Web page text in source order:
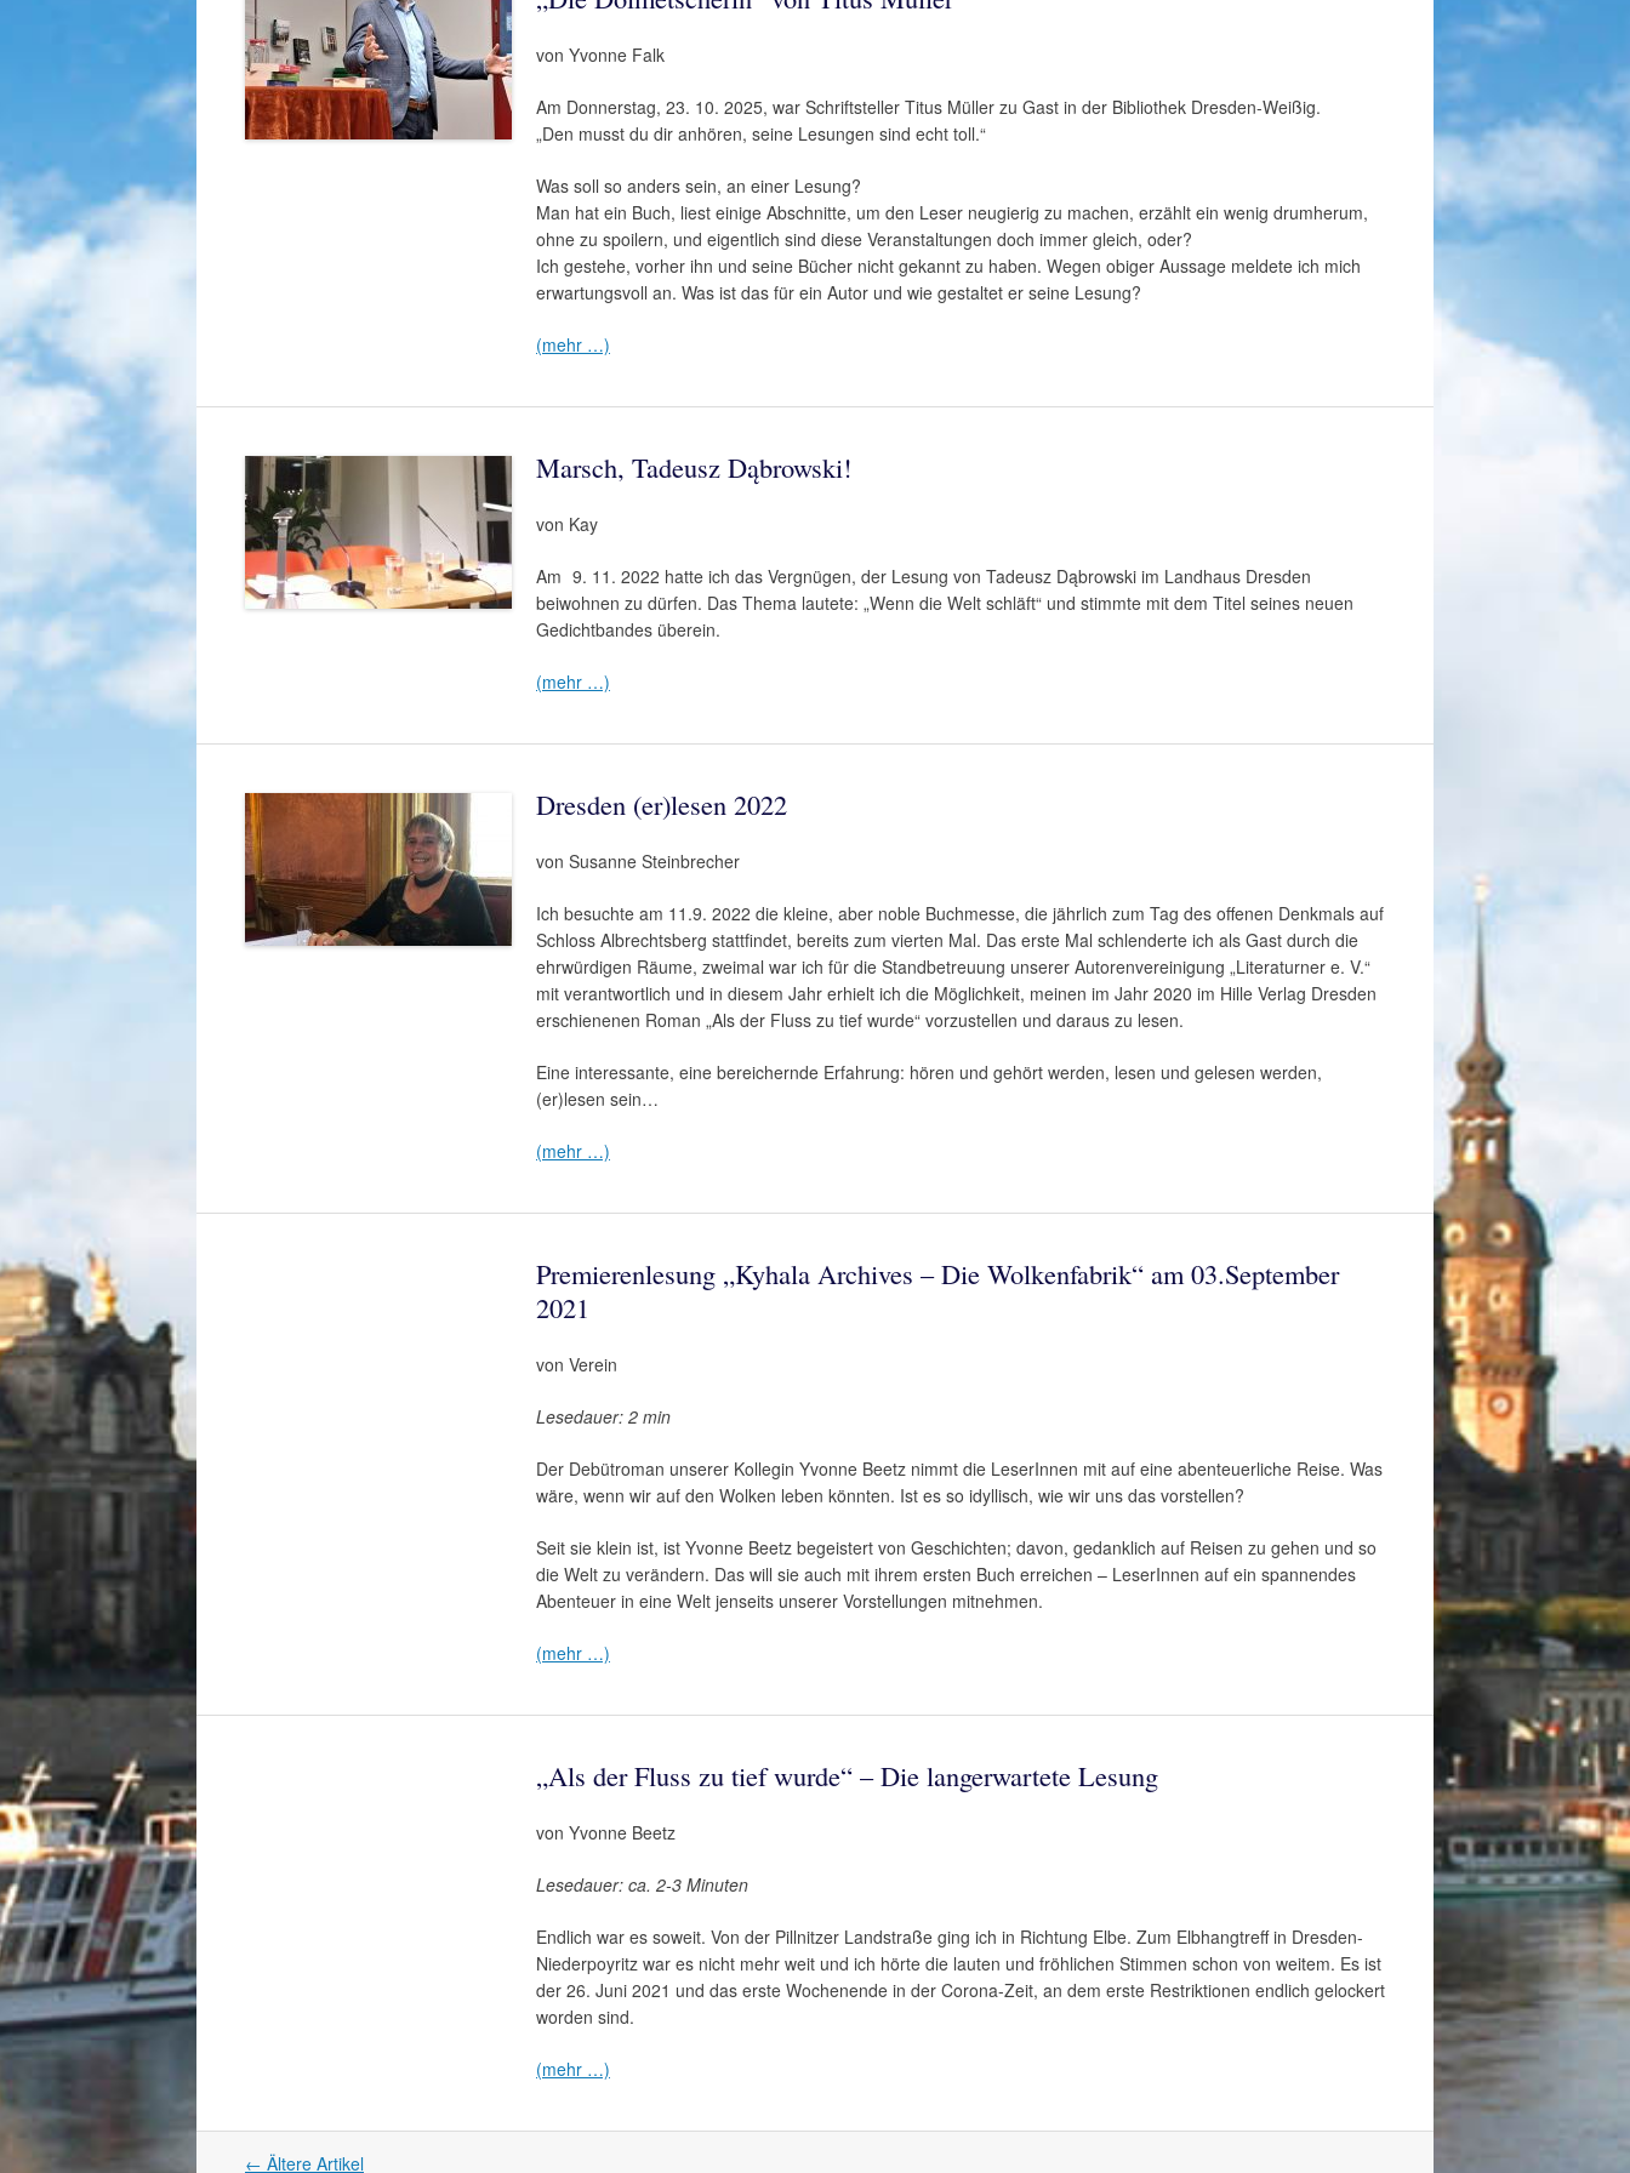
von Yvonne Falk
Am Donnerstag, 23. 10. 2025, war Schriftsteller Titus Müller zu Gast in der Bibliothek Dresden-Weißig.
„Den musst du dir anhören, seine Lesungen sind echt toll.“
Was soll so anders sein, an einer Lesung?
Man hat ein Buch, liest einige Abschnitte, um den Leser neugierig zu machen, erzählt ein wenig drumherum,
ohne zu spoilern, und eigentlich sind diese Veranstaltungen doch immer gleich, oder?
Ich gestehe, vorher ihn und seine Bücher nicht gekannt zu haben. Wegen obiger Aussage meldete ich mich
erwartungsvoll an. Was ist das für ein Autor und wie gestaltet er seine Lesung?
(mehr …)
Marsch, Tadeusz Dąbrowski!
von Kay
Am 9. 11. 2022 hatte ich das Vergnügen, der Lesung von Tadeusz Dąbrowski im Landhaus Dresden
beiwohnen zu dürfen. Das Thema lautete: „Wenn die Welt schläft“ und stimmte mit dem Titel seines neuen
Gedichtbandes überein.
(mehr …)
Dresden (er)lesen 2022
von Susanne Steinbrecher
Ich besuchte am 11.9. 2022 die kleine, aber noble Buchmesse, die jährlich zum Tag des offenen Denkmals auf
Schloss Albrechtsberg stattfindet, bereits zum vierten Mal. Das erste Mal schlenderte ich als Gast durch die
ehrwürdigen Räume, zweimal war ich für die Standbetreuung unserer Autorenvereinigung „Literaturner e. V.“
mit verantwortlich und in diesem Jahr erhielt ich die Möglichkeit, meinen im Jahr 2020 im Hille Verlag Dresden
erschienenen Roman „Als der Fluss zu tief wurde“ vorzustellen und daraus zu lesen.
Eine interessante, eine bereichernde Erfahrung: hören und gehört werden, lesen und gelesen werden,
(er)lesen sein…
(mehr …)
Premierenlesung „Kyhala Archives – Die Wolkenfabrik“ am 03.September
2021
von Verein
Lesedauer: 2 min
Der Debütroman unserer Kollegin Yvonne Beetz nimmt die LeserInnen mit auf eine abenteuerliche Reise. Was
wäre, wenn wir auf den Wolken leben könnten. Ist es so idyllisch, wie wir uns das vorstellen?
Seit sie klein ist, ist Yvonne Beetz begeistert von Geschichten; davon, gedanklich auf Reisen zu gehen und so
die Welt zu verändern. Das will sie auch mit ihrem ersten Buch erreichen – LeserInnen auf ein spannendes
Abenteuer in eine Welt jenseits unserer Vorstellungen mitnehmen.
(mehr …)
„Als der Fluss zu tief wurde“ – Die langerwartete Lesung
von Yvonne Beetz
Lesedauer: ca. 2-3 Minuten
Endlich war es soweit. Von der Pillnitzer Landstraße ging ich in Richtung Elbe. Zum Elbhangtreff in Dresden-
Niederpoyritz war es nicht mehr weit und ich hörte die lauten und fröhlichen Stimmen schon von weitem. Es ist
der 26. Juni 2021 und das erste Wochenende in der Corona-Zeit, an dem erste Restriktionen endlich gelockert
worden sind.
(mehr …)
Artikel
← Ältere Artikel